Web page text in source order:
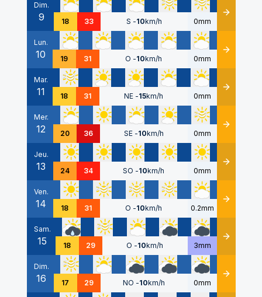
Dim.
9 18 33 S -10km/h 0mm Détails
Lun.
10 19 31 O -10km/h 0mm Détails
Mar.
11 18 31 NE -15km/h 0mm Détails
Mer.
12 20 36 SE -10km/h 0mm Détails
Jeu.
13 24 34 SO -10km/h 0mm Détails
Ven.
14 18 31 O -10km/h 0.2mm Détails
Sam.
15 18 29 O -10km/h 3mm Détails
Dim.
16 17 29 NO -10km/h 0mm Détails